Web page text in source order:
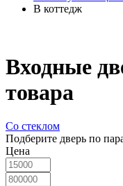
В коттедж
Входные
товара
Со стеклом
Подберите дверь по
Цена